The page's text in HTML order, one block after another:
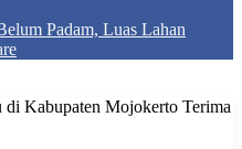
Padam, Luas Lahan
di Kabupaten Mojokerto Terima